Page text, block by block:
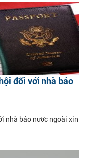
đối với nhà báo
nhà báo nước ngoài xin